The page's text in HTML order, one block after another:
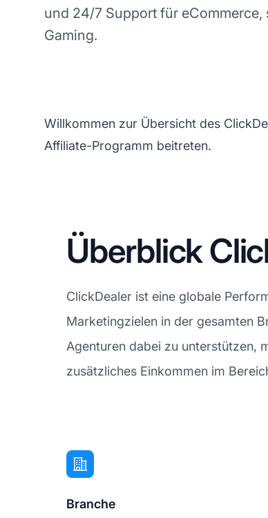
und 24/7 Support für
Gaming.
Willkommen zur Übersicht des
Affiliate-Programm beitreten.
Überblick
ClickDealer ist eine globale
Marketingzielen in der gesamten
Agenturen dabei zu unterstützen,
zusätzliches Einkommen im
Branche